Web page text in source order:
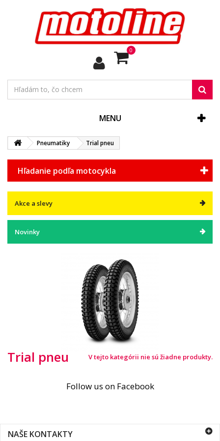
0
MENU
Pneumatiky Trial pneu
Hľadanie podľa motocykla
Akce a slevy
Novinky
Trial pneu V tejto kategórii nie sú žiadne produkty.
Follow us on Facebook
NAŠE KONTAKTY